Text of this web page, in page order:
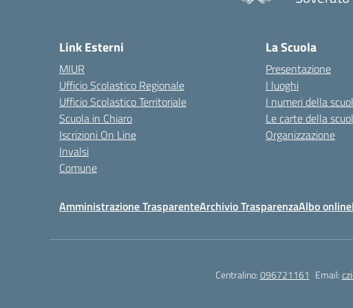
Link Esterni
MIUR
Ufficio Scolastico Regionale
Ufficio Scolastico Territoriale
Scuola in Chiaro
Iscrizioni On Line
Invalsi
Comune
La Scuola
Presentazione
I luoghi
I numeri della
Le carte della
Organizzazione
Amministrazione TrasparenteArchivio TrasparenzaAlbo online
Centralino:096721161 Email: